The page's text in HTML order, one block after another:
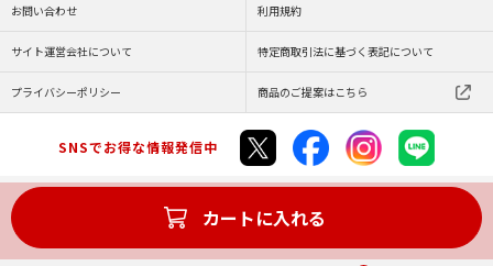
カートに入れる
お問い合わせ 利用規約
サイト運営会社について 特定商取引法に基づく表記について
プライバシーポリシー 商品のご提案はこちら
SNSでお得な情報発信中